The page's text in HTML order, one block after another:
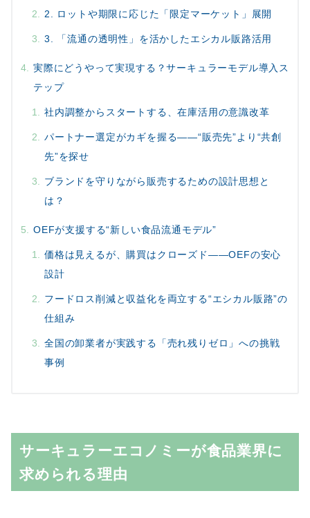
2. ロットや期限に応じた「限定マーケット」展開
3. 「流通の透明性」を活かしたエシカル販路活用
実際にどうやって実現する？サーキュラーモデル導入ス
テップ
社内調整からスタートする、在庫活用の意識改革
パートナー選定がカギを握る——“販売先”より“共創
先”を探せ
ブランドを守りながら販売するための設計思想と
は？
OEFが支援する“新しい食品流通モデル”
価格は見えるが、購買はクローズド——OEFの安心
設計
フードロス削減と収益化を両立する“エシカル販路”の
仕組み
全国の卸業者が実践する「売れ残りゼロ」への挑戦
事例
サーキュラーエコノミーが食品業界に
求められる理由